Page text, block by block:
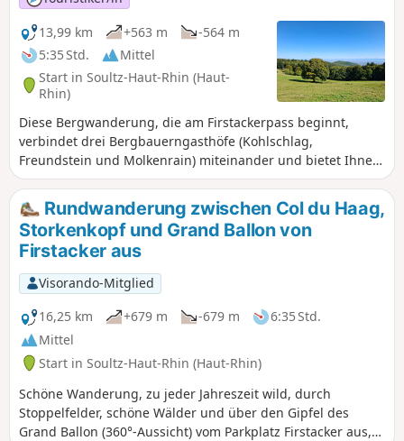
13,99 km
+563 m
-564 m
5:35 Std.
Mittel
Start in Soultz-Haut-Rhin (Haut-
Rhin)
Diese Bergwanderung, die am Firstackerpass beginnt,
verbindet drei Bergbauerngasthöfe (Kohlschlag,
Freundstein und Molkenrain) miteinander und bietet Ihnen
die Möglichkeit, das Hartmannswillerkopf-Denkmal zu
entdecken, ein berühmtes und blutiges deutsch-
französisches Bergschlachtfeld aus dem Ersten Weltkrieg.
Die Route führt abwechselnd durch Wälder, Weiden und
vorbei an historischen Überresten und verbindet auf subtile
Weise das Kulturerbe mit dem Bauernleben und der
Waldatmosphäre, garniert mit herrlichen Aussichtspunkten.
Rundwanderung zwischen Col du Haag,
Storkenkopf und Grand Ballon von
Firstacker aus
Visorando-Mitglied
16,25 km
+679 m -679 m
6:35 Std.
Mittel
Start in Soultz-Haut-Rhin (Haut-Rhin)
Schöne Wanderung, zu jeder Jahreszeit wild, durch
Stoppelfelder, schöne Wälder und über den Gipfel des
Grand Ballon (360°-Aussicht) vom Parkplatz Firstacker aus,